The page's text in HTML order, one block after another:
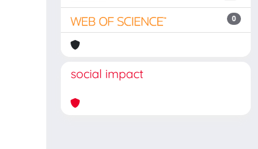
0
social impact